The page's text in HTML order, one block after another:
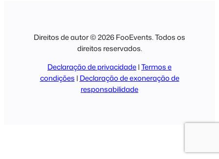
Direitos de autor © 2026 FooEvents. Todos os
direitos reservados.
Declaração de privacidade|Termos e
condições | Declaração de exoneração de
responsabilidade